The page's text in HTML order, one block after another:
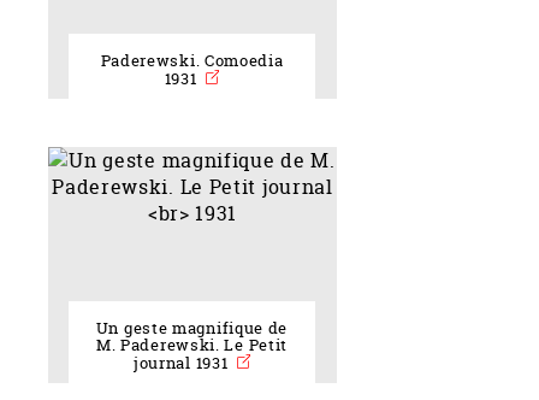
Paderewski. Comoedia
1931
Un geste magnifique de
M. Paderewski. Le Petit
journal 1931